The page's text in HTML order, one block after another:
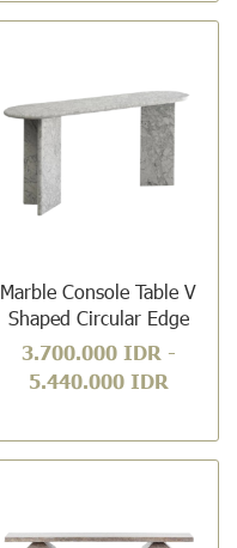
Marble Console Table V
Shaped Circular Edge
3.700.000 IDR -
5.440.000 IDR